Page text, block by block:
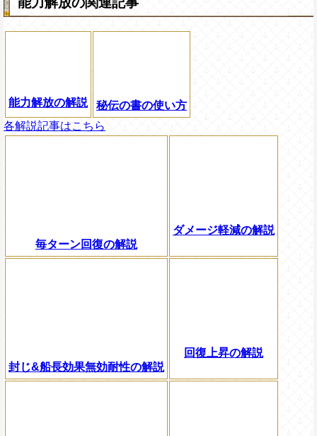
能力解放の解説
秘伝の書の使い方
各解説記事はこちら
毎ターン回復の解説
ダメージ軽減の解説
封じ&船長効果無効耐性の解説
回復上昇の解説